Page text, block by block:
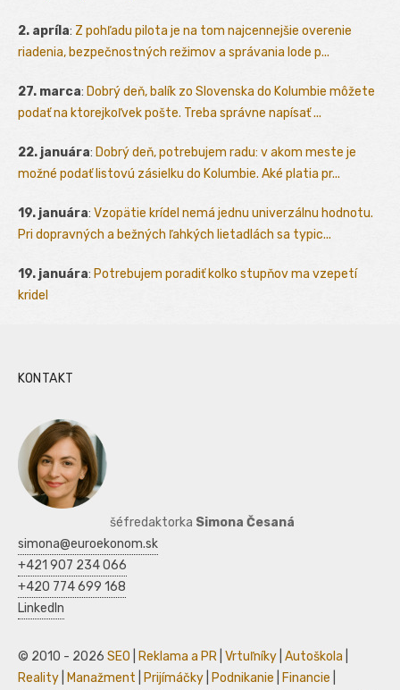
2. apríla: Z pohľadu pilota je na tom najcennejšie overenie
riadenia, bezpečnostných režimov a správania lode p...
27. marca: Dobrý deň, balík zo Slovenska do Kolumbie môžete
podať na ktorejkoľvek pošte. Treba správne napísať ...
22. januára: Dobrý deň, potrebujem radu: v akom meste je
možné podať listovú zásielku do Kolumbie. Aké platia pr...
19. januára: Vzopätie krídel nemá jednu univerzálnu hodnotu.
Pri dopravných a bežných ľahkých lietadlách sa typic...
19. januára: Potrebujem poradiť kolko stupňov ma vzepetí
kridel
KONTAKT
šéfredaktorka Simona Česaná
simona@euroekonom.sk
+421 907 234 066
+420 774 699 168
LinkedIn
© 2010 - 2026 SEO Reklama a PR Vrtuľníky Autoškola
Reality
Manažment Prijímáčky Podnikanie Financie